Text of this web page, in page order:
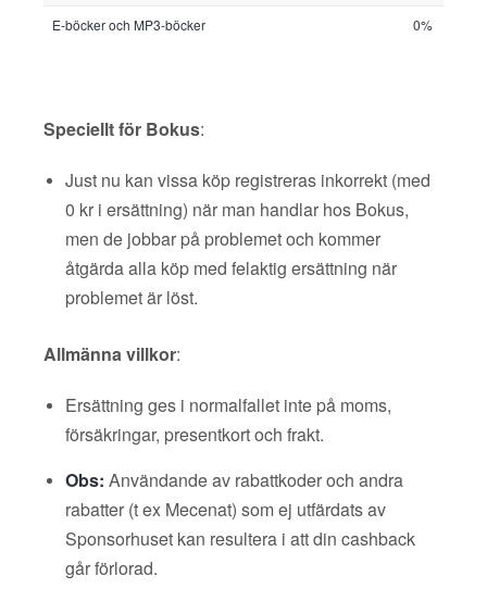
E-böcker och MP3-böcker
0%
Speciellt för Bokus:
Just nu kan vissa köp registreras inkorrekt (med
0 kr i ersättning) när man handlar hos Bokus,
men de jobbar på problemet och kommer
åtgärda alla köp med felaktig ersättning när
problemet är löst.
Allmänna villkor:
Ersättning ges i normalfallet inte på moms,
försäkringar, presentkort och frakt.
Obs: Användande av rabattkoder och andra
rabatter (t ex Mecenat) som ej utfärdats av
Sponsorhuset kan resultera i att din cashback
går förlorad.